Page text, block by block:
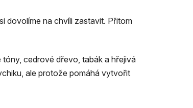
dovolíme na chvíli zastavit. Přitom
cedrové dřevo, tabák a hřejivá
ale protože pomáhá vytvořit